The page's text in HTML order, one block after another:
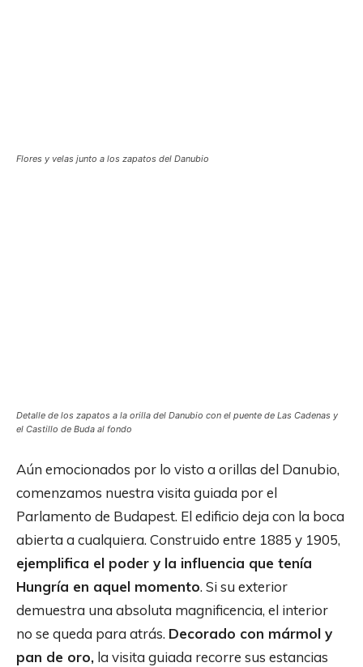
Flores y velas junto a los zapatos del Danubio
Detalle de los zapatos a la orilla del Danubio con el puente de Las Cadenas y
el Castillo de Buda al fondo
Aún emocionados por lo visto a orillas del Danubio,
comenzamos nuestra visita guiada por el
Parlamento de Budapest. El edificio deja con la boca
abierta a cualquiera. Construido entre 1885 y 1905,
ejemplifica el poder y la influencia que tenía
Hungría en aquel momento. Si su exterior
demuestra una absoluta magnificencia, el interior
no se queda para atrás. Decorado con mármol y
pan de oro, la visita guiada recorre sus estancias